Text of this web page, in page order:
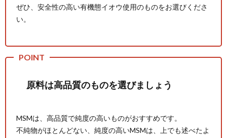
ぜひ、安全性の高い有機態イオウ使用のものをお選びくださ
い。
原料は高品質のものを選びましょう
MSMは、高品質で純度の高いものがおすすめです。
不純物がほとんどない、純度の高いMSMは、上でも述べたよ